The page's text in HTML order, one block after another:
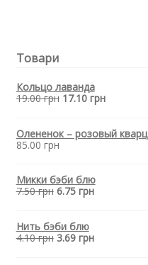
-
Бирюзовый
Товари
Кольцо лаванда
19.00грн 17.10грн
Олененок – розовый кварц
85.00 грн
Микки бэби блю
7.50грн 6.75грн
Нить бэби блю
4.10грн 3.69грн